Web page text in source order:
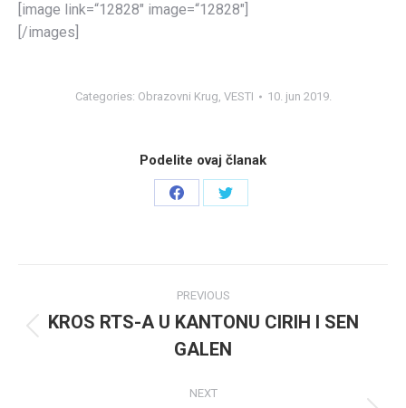
[image link=“12828″ image=“12828″]
[/images]
Categories: Obrazovni Krug, VESTI 10. jun 2019.
Podelite ovaj članak
Share
Share
navigation
PREVIOUS
post:
KROS RTS-A U KANTONU CIRIH I SEN
GALEN
NEXT